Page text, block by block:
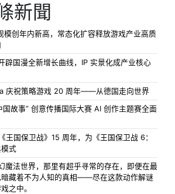
新聞
模创年内新高，常态化扩容释放游戏产业高质
辟国漫全新增长曲线，IP 实景化成产业核心
庆祝策略游戏 20 周年——从德国走向世界
国故事” 创意传播国际大赛 AI 创作主题赛全面
王国保卫战》15 周年，为《王国保卫战 6：
式
魔法世界，那里有超乎寻常的存在，即便在最
暗藏着不为人知的真相——尽在这款动作解谜
之中。